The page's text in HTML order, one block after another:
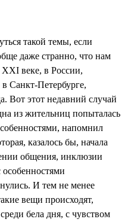
такой темы, если
даже странно, что нам
XXI веке, в России,
Санкт-Петербурге,
Вот этот недавний случай
из жительниц попыталась
напомнил
казалось бы, начала
общения, инклюзии
И тем не менее
вещи происходят,
бела дня, с чувством